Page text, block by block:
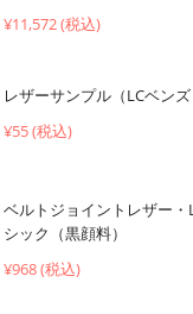
¥11,572 (税込)
レザーサンプル（LCベンズ
¥55 (税込)
ベルトジョイントレザー・
シック（黒顔料）
¥968 (税込)